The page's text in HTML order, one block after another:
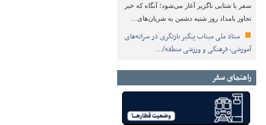
سفر با شتابی ناگزیر آغاز می‌شود؛ آنگاه که خبر
تجاوز بامداد روز شنبه دشمن به شریان‌های…
ستاد ملی میناب پیگیر بازنگری در سرانه‌های
آموزشی، فرهنگی و ورزشی منطقه/…
راهنمای سفر